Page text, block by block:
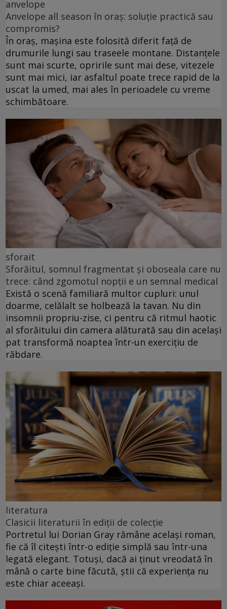
anvelope
Anvelope all season în oraș: soluție practică sau
compromis?
În oraș, mașina este folosită diferit față de
drumurile lungi sau traseele montane. Distanțele
sunt mai scurte, opririle sunt mai dese, vitezele
sunt mai mici, iar asfaltul poate trece rapid de la
uscat la umed, mai ales în perioadele cu vreme
schimbătoare.
sforait
Sforăitul, somnul fragmentat și oboseala care nu
trece: când zgomotul nopții e un semnal medical
Există o scenă familiară multor cupluri: unul
doarme, celălalt se holbează la tavan. Nu din
insomnii propriu-zise, ci pentru că ritmul haotic
al sforăitului din camera alăturată sau din același
pat transformă noaptea într-un exercițiu de
răbdare.
literatura
Clasicii literaturii în ediții de colecție
Portretul lui Dorian Gray rămâne același roman,
fie că îl citești într-o ediție simplă sau într-una
legată elegant. Totuși, dacă ai ținut vreodată în
mână o carte bine făcută, știi că experiența nu
este chiar aceeași.